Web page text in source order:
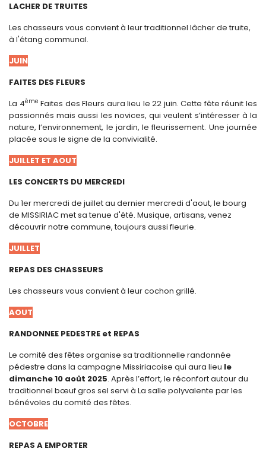
LACHER DE TRUITES
Les chasseurs vous convient à leur traditionnel lâcher de truite,
à l'étang communal.
JUIN
FAITES DES FLEURS
La 4ème Faites des Fleurs aura lieu le 22 juin. Cette fête réunit les
passionnés mais aussi les novices, qui veulent s’intéresser à la
nature, l’environnement, le jardin, le fleurissement. Une journée
placée sous le signe de la convivialité.
JUILLET ET AOUT
LES CONCERTS DU MERCREDI
Du 1er mercredi de juillet au dernier mercredi d'aout, le bourg
de MISSIRIAC met sa tenue d'été. Musique, artisans, venez
découvrir notre commune, toujours aussi fleurie.
JUILLET
REPAS DES CHASSEURS
Les chasseurs vous convient à leur cochon grillé.
AOUT
RANDONNEE PEDESTRE et REPAS
Le comité des fêtes organise sa traditionnelle randonnée
pédestre dans la campagne Missiriacoise qui aura lieu le
dimanche 10 août 2025. Après l’effort, le réconfort autour du
traditionnel bœuf gros sel servi à La salle polyvalente par les
bénévoles du comité des fêtes.
OCTOBRE
REPAS A EMPORTER